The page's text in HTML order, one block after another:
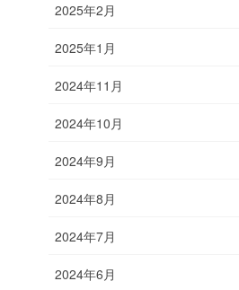
2025年2月
2025年1月
2024年11月
2024年10月
2024年9月
2024年8月
2024年7月
2024年6月